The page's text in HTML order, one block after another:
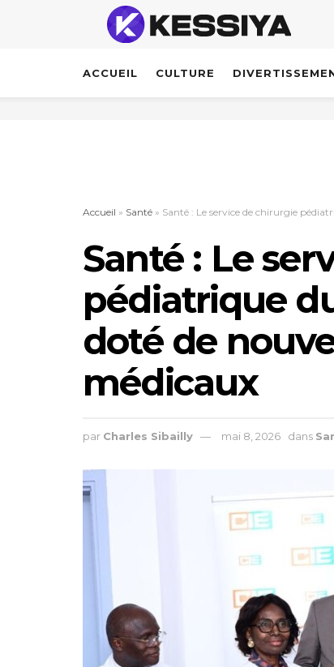
ACCUEIL CULTURE
Accueil » Santé » Santé : Le service de chirurgie
Santé : Le
pédiatrique
doté de
médicaux
par Charles Sibailly mai 8, 2026 dans